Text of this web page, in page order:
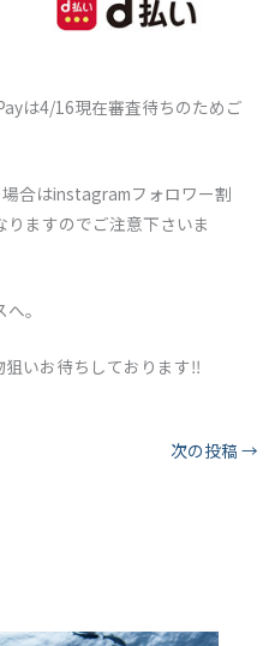
は4/16現在審査待ちのためご
合はinstagramフォロワー割
ますのでご注意下さいま
。
いお待ちしております‼︎
次の投稿 →